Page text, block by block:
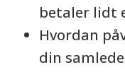
betaler lidt
Hvordan
din